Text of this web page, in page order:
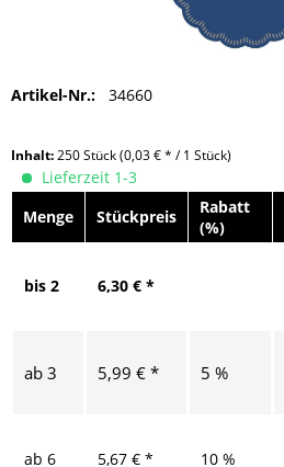
Artikel-Nr.: 34660
Inhalt:250 Stück(0,03 € * / 1 Stück)
Lieferzeit 1-3
Menge
Stückpreis
Rabatt
(%)
bis 2 6,30 € *
ab 3 5,99 € * 5 %
ab 6 5,67 € * 10 %